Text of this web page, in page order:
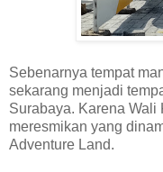
Sebenarnya tempat
sekarang menjadi
Surabaya. Karena
meresmikan yang
Adventure Land.